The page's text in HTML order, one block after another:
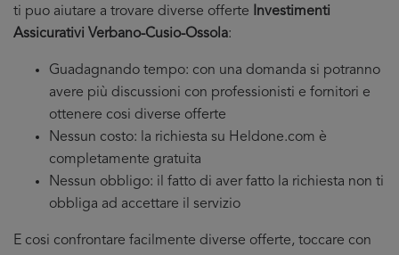
ti puo aiutare a trovare diverse offerte
Investimenti
Assicurativi Verbano-Cusio-Ossola:
Guadagnando tempo: con una domanda si potranno
avere più discussioni con professionisti e fornitori e
ottenere cosi diverse offerte
Nessun costo: la richiesta su Heldone.com è
completamente gratuita
Nessun obbligo: il fatto di aver fatto la richiesta non ti
obbliga ad accettare il servizio
E cosi confrontare facilmente diverse offerte, toccare con